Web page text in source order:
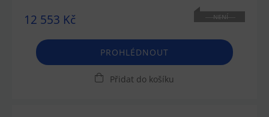
12 553 Kč
NENÍ
PROHLÉDNOUT
Přidat do košíku